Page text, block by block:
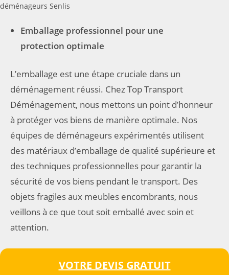
déménageurs Senlis
Emballage professionnel pour une
protection optimale
L’emballage est une étape cruciale dans un
déménagement réussi. Chez Top Transport
Déménagement, nous mettons un point d’honneur
à protéger vos biens de manière optimale. Nos
équipes de déménageurs expérimentés utilisent
des matériaux d’emballage de qualité supérieure et
des techniques professionnelles pour garantir la
sécurité de vos biens pendant le transport. Des
objets fragiles aux meubles encombrants, nous
veillons à ce que tout soit emballé avec soin et
attention.
VOTRE DEVIS GRATUIT